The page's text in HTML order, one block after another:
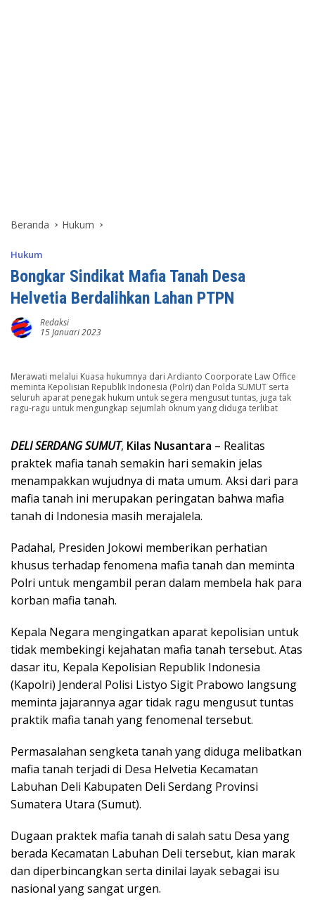
Beranda Hukum
Hukum
Bongkar Sindikat Mafia Tanah Desa
Helvetia Berdalihkan Lahan PTPN
Redaksi
15 Januari 2023
Merawati melalui Kuasa hukumnya dari Ardianto Coorporate Law Office
meminta Kepolisian Republik Indonesia (Polri) dan Polda SUMUT serta
seluruh aparat penegak hukum untuk segera mengusut tuntas, juga tak
ragu-ragu untuk mengungkap sejumlah oknum yang diduga terlibat
DELI SERDANG SUMUT, Kilas Nusantara – Realitas
praktek mafia tanah semakin hari semakin jelas
menampakkan wujudnya di mata umum. Aksi dari para
mafia tanah ini merupakan peringatan bahwa mafia
tanah di Indonesia masih merajalela.
Padahal, Presiden Jokowi memberikan perhatian
khusus terhadap fenomena mafia tanah dan meminta
Polri untuk mengambil peran dalam membela hak para
korban mafia tanah.
Kepala Negara mengingatkan aparat kepolisian untuk
tidak membekingi kejahatan mafia tanah tersebut. Atas
dasar itu, Kepala Kepolisian Republik Indonesia
(Kapolri) Jenderal Polisi Listyo Sigit Prabowo langsung
meminta jajarannya agar tidak ragu mengusut tuntas
praktik mafia tanah yang fenomenal tersebut.
Permasalahan sengketa tanah yang diduga melibatkan
mafia tanah terjadi di Desa Helvetia Kecamatan
Labuhan Deli Kabupaten Deli Serdang Provinsi
Sumatera Utara (Sumut).
Dugaan praktek mafia tanah di salah satu Desa yang
berada Kecamatan Labuhan Deli tersebut, kian marak
dan diperbincangkan serta dinilai layak sebagai isu
nasional yang sangat urgen.